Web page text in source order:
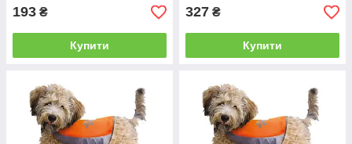
193 ₴
Купити
327 ₴
Купити